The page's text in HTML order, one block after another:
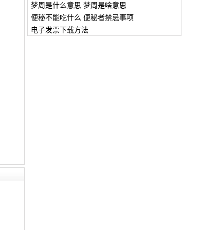
梦周是什么意思 梦周是啥意思
便秘不能吃什么 便秘者禁忌事项
电子发票下载方法